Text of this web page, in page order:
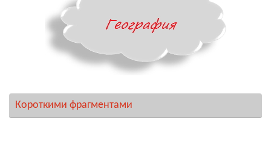
Короткими фрагментами